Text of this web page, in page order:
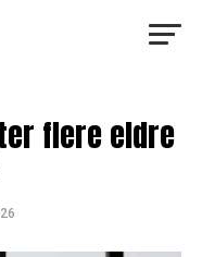
flere eldre